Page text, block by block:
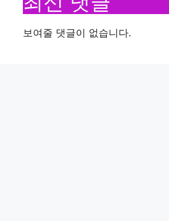
보여줄 댓글이 없습니다.